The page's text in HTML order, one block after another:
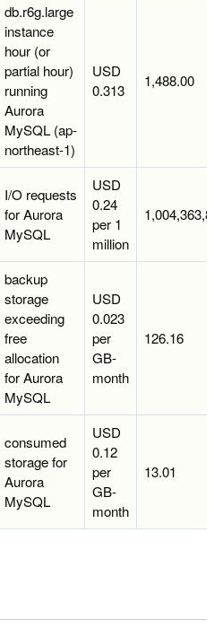
db.r6g.large
instance
hour (or
partial hour)
running
Aurora
MySQL (ap-
northeast-1)
USD
0.313
1,488.00
I/O requests
for Aurora
MySQL
USD
0.24
per 1
million
backup
storage
exceeding
free
allocation
for Aurora
MySQL
USD
0.023
per
GB-
month
126.16
consumed
storage for
Aurora
MySQL
USD
0.12
per
GB-
month
13.01